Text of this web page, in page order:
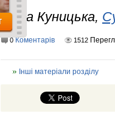
Ірина Куницька,
0 Коментарів 1512
Інші матеріали розділу